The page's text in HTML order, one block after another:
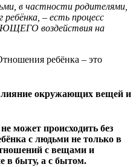
в частности родителями,
ребёнка, – есть процесс
воздействия на
окружающих вещей и
может происходить без
с людьми не только в
с вещами и
в быту, а с бытом.